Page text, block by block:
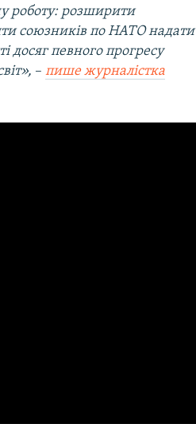
роботу: розширити
союзників по НАТО надати
досяг певного прогресу
– пише журналістка